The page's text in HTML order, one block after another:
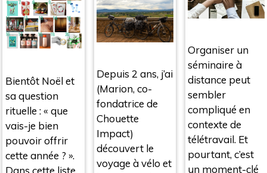
Bientôt Noël et
sa question
rituelle : « que
vais-je bien
pouvoir offrir
cette année ? ».
Dans cette liste,
Depuis 2 ans, j’ai
(Marion, co-
fondatrice de
Chouette
Impact)
découvert le
voyage à vélo et
Organiser un
séminaire à
distance peut
sembler
compliqué en
contexte de
télétravail. Et
pourtant, c’est
un moment-clé